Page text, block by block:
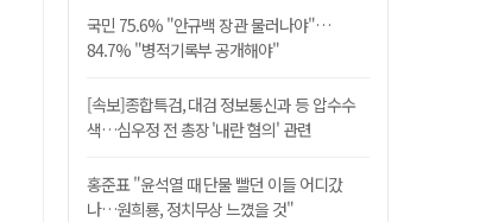
국민 75.6% "안규백 장관 물러나야"…
84.7% "병적기록부 공개해야"
[속보]종합특검, 대검 정보통신과 등 압수수
색…심우정 전 총장 '내란 혐의' 관련
홍준표 "윤석열 때 단물 빨던 이들 어디갔
나…원희룡, 정치무상 느꼈을 것"